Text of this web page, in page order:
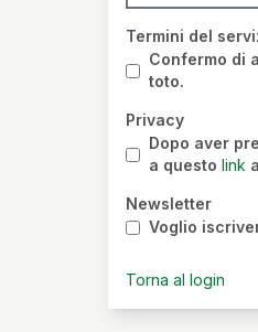
Termini del
Confermo di
toto.
Privacy
Dopo aver
a questolink
Newsletter
Voglio
Torna al login